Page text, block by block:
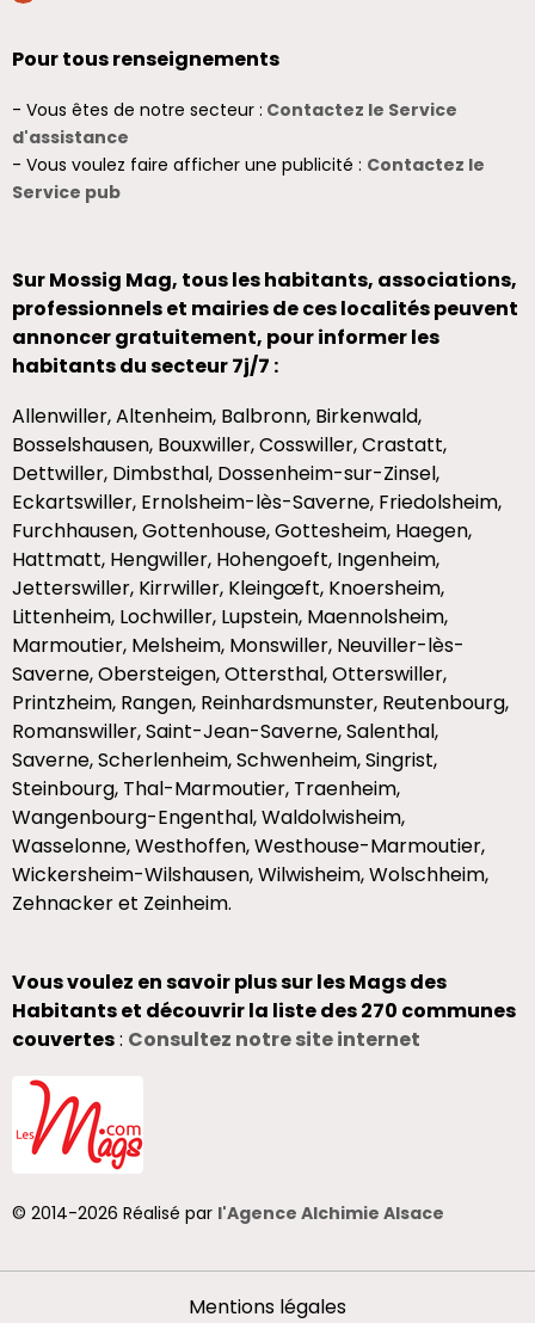
Pour tous renseignements
- Vous êtes de notre secteur : Contactez le Service
d'assistance
- Vous voulez faire afficher une publicité : Contactez le
Service pub
Sur Mossig Mag, tous les habitants, associations,
professionnels et mairies de ces localités peuvent
annoncer gratuitement, pour informer les
habitants du secteur 7j/7 :
Allenwiller, Altenheim, Balbronn, Birkenwald,
Bosselshausen, Bouxwiller, Cosswiller, Crastatt,
Dettwiller, Dimbsthal, Dossenheim-sur-Zinsel,
Eckartswiller, Ernolsheim-lès-Saverne, Friedolsheim,
Furchhausen, Gottenhouse, Gottesheim, Haegen,
Hattmatt, Hengwiller, Hohengoeft, Ingenheim,
Jetterswiller, Kirrwiller, Kleingœft, Knoersheim,
Littenheim, Lochwiller, Lupstein, Maennolsheim,
Marmoutier, Melsheim, Monswiller, Neuviller-lès-
Saverne, Obersteigen, Ottersthal, Otterswiller,
Printzheim, Rangen, Reinhardsmunster, Reutenbourg,
Romanswiller, Saint-Jean-Saverne, Salenthal,
Saverne, Scherlenheim, Schwenheim, Singrist,
Steinbourg, Thal-Marmoutier, Traenheim,
Wangenbourg-Engenthal, Waldolwisheim,
Wasselonne, Westhoffen, Westhouse-Marmoutier,
Wickersheim-Wilshausen, Wilwisheim, Wolschheim,
Zehnacker et Zeinheim.
Vous voulez en savoir plus sur les Mags des
Habitants et découvrir la liste des 270 communes
couvertes: Consultez notre site internet
© 2014-2026 Réalisé par l'Agence Alchimie Alsace
Mentions légales